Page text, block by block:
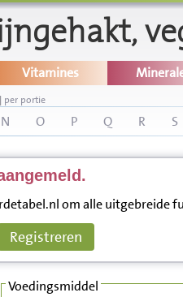
Vitamines
| per portie
N O P Q R S
om alle uitgebreide
Registreren
Voedingsmiddel